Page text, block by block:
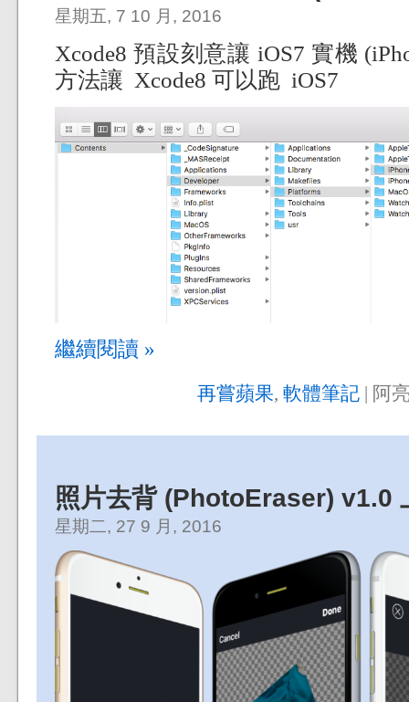
星期五, 7 10 月, 2016
Xcode8 預設刻意讓 iOS7 實機
方法讓 Xcode8 可以跑 iOS7
繼續閱讀 »
再嘗蘋果, 軟體筆記 | 阿
照片去背 (PhotoEraser) v1.0
星期二, 27 9 月, 2016